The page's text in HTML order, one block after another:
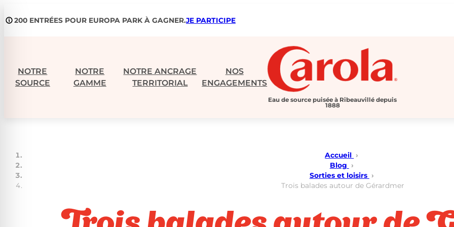
au200 ENTRÉES POUR EUROPA PARK À GAGNER.JE PARTICIPE
NOTRE
SOURCE
NOTRE
GAMME
NOTRE ANCRAGE
TERRITORIAL
NOS
ENGAGEMENTS
Eau de source puisée à Ribeauvillé depuis
1888
Accueil ›
Blog ›
Sorties et loisirs ›
Trois balades autour de Gérardmer